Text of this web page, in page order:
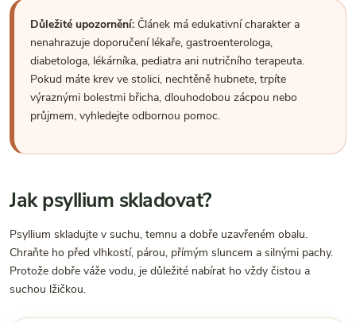
Důležité upozornění: Článek má edukativní charakter a
nenahrazuje doporučení lékaře, gastroenterologa,
diabetologa, lékárníka, pediatra ani nutričního terapeuta.
Pokud máte krev ve stolici, nechtěně hubnete, trpíte
výraznými bolestmi břicha, dlouhodobou zácpou nebo
průjmem, vyhledejte odbornou pomoc.
Jak psyllium skladovat?
Psyllium skladujte v suchu, temnu a dobře uzavřeném obalu.
Chraňte ho před vlhkostí, párou, přímým sluncem a silnými pachy.
Protože dobře váže vodu, je důležité nabírat ho vždy čistou a
suchou lžičkou.